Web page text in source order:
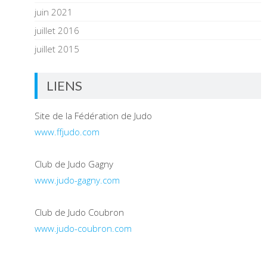
juin 2021
juillet 2016
juillet 2015
LIENS
Site de la Fédération de Judo
www.ffjudo.com
Club de Judo Gagny
www.judo-gagny.com
Club de Judo Coubron
www.judo-coubron.com